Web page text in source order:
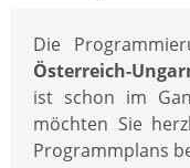
Die
Österreich-
ist schon im
möchten Sie
Programmplans